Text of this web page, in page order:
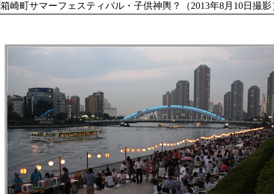
箱崎町サマーフェスティバル・子供神輿？（2013年8月10日撮影